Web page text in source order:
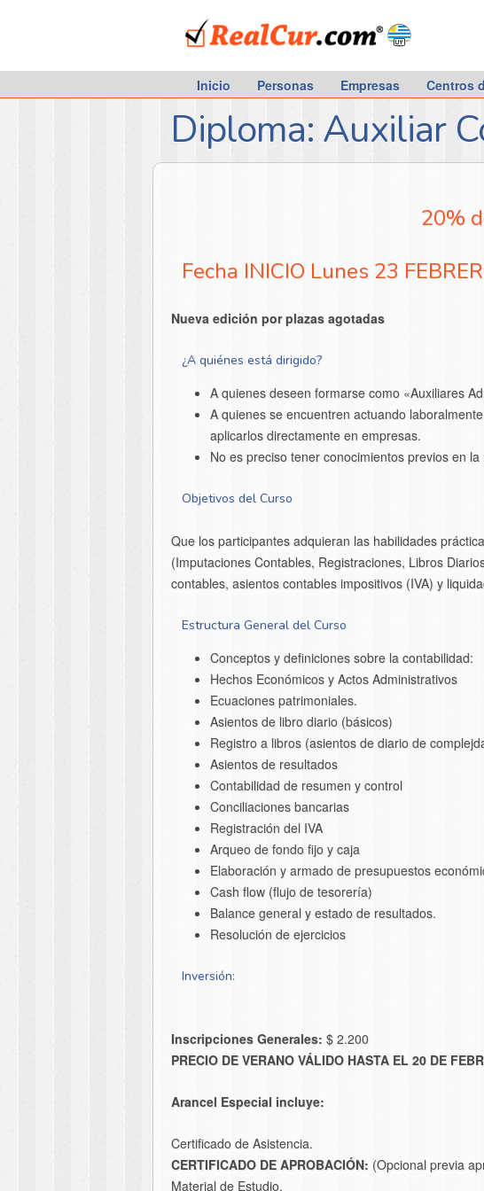
RealCur.com
Inicio Personas Empresas Centros
Diploma: Auxiliar
20%
Fecha INICIO Lunes 23
Nueva edición por plazas agotadas
¿A quiénes está dirigido?
A quienes deseen formarse como «Auxiliares
A quienes se encuentren actuando
aplicarlos directamente en empresas.
No es preciso tener conocimientos previos en
Objetivos del Curso
Que los participantes adquieran las habilidades
(Imputaciones Contables, Registraciones, Libros
contables, asientos contables impositivos (IVA) y
Estructura General del Curso
Conceptos y definiciones sobre la contabilidad:
Hechos Económicos y Actos Administrativos
Ecuaciones patrimoniales.
Asientos de libro diario (básicos)
Registro a libros (asientos de diario de
Asientos de resultados
Contabilidad de resumen y control
Conciliaciones bancarias
Registración del IVA
Arqueo de fondo fijo y caja
Elaboración y armado de presupuestos
Cash flow (flujo de tesorería)
Balance general y estado de resultados.
Resolución de ejercicios
Inversión:
Inscripciones Generales: $ 2.200
PRECIO DE VERANO VÁLIDO HASTA EL 20 DE
Arancel Especial incluye:
Certificado de Asistencia.
CERTIFICADO DE APROBACIÓN: (Opcional previa
Material de Estudio.